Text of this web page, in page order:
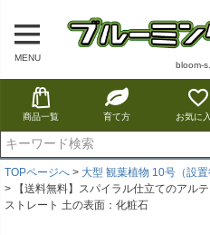
MENU
bloom-
商品一覧 育て方 お気に
TOPページへ
大型 観葉植物 10号（設置
【送料無料】スパイラル仕立てのアル
ストレート 土の表面：化粧石